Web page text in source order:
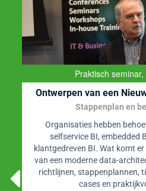
Architectuur
data science,
analytics en
bij het ontwerpen
Dit seminar biedt
use